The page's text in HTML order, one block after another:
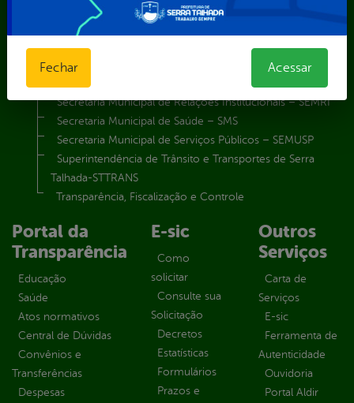
Secretaria Municipal de Esporte e Lazer – SEMEL
Secretaria Municipal de Finanças – SECFIN
Secretaria Municipal de Governo – SEGOV
Secretaria Municipal de Meio Ambiente – SEMA
Secretaria Municipal de Planejamento e Gestão – SEPLAG
Secretaria Municipal de Relações Institucionais – SEMRI
Secretaria Municipal de Saúde – SMS
Secretaria Municipal de Serviços Públicos – SEMUSP
Superintendência de Trânsito e Transportes de Serra
Talhada-STTRANS
Transparência, Fiscalização e Controle
Portal da
Transparência
Educação
Saúde
Atos normativos
Central de Dúvidas
Convênios e
Transferências
Despesas
E-sic
Como
solicitar
Consulte sua
Solicitação
Decretos
Estatísticas
Formulários
Prazos e
Outros
Serviços
Carta de
Serviços
E-sic
Ferramenta de
Autenticidade
Ouvidoria
Portal Aldir
Fechar Acessar